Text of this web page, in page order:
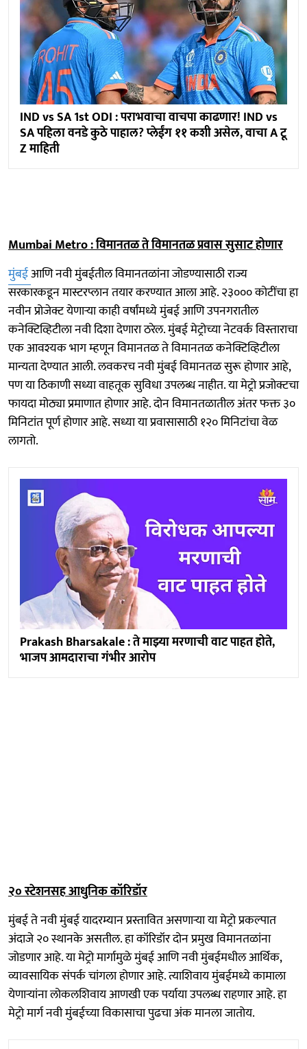
IND vs SA 1st ODI : पराभवाचा वाचपा काढणार! IND vs
SA पहिला वनडे कुठे पाहाल? प्लेईंग ११ कशी असेल, वाचा A टू
Z माहिती
Mumbai Metro : विमानतळ ते विमानतळ प्रवास सुसाट होणार
मुंबईआणि नवी मुंबईतील विमानतळांना जोडण्यासाठी राज्य
सरकारकडून मास्टरप्लान तयार करण्यात आला आहे. २३००० कोटींचा हा
नवीन प्रोजेक्ट येणाऱ्या काही वर्षांमध्ये मुंबई आणि उपनगरातील
कनेक्टिव्हिटीला नवी दिशा देणारा ठरेल. मुंबई मेट्रोच्या नेटवर्क विस्ताराचा
एक आवश्यक भाग म्हणून विमानतळ ते विमानतळ कनेक्टिव्हिटीला
मान्यता देण्यात आली. लवकरच नवी मुंबई विमानतळ सुरू होणार आहे,
पण या ठिकाणी सध्या वाहतूक सुविधा उपलब्ध नाहीत. या मेट्रो प्रजोक्टचा
फायदा मोठ्या प्रमाणात होणार आहे. दोन विमानतळातील अंतर फक्त ३०
मिनिटांत पूर्ण होणार आहे. सध्या या प्रवासासाठी १२० मिनिटांचा वेळ
लागतो.
Prakash Bharsakale : ते माझ्या मरणाची वाट पाहत होते,
भाजप आमदाराचा गंभीर आरोप
२० स्टेशनसह आधुनिक कॉरिडॉर
मुंबई ते नवी मुंबई यादरम्यान प्रस्तावित असणाऱ्या या मेट्रो प्रकल्पात
अंदाजे २० स्थानके असतील. हा कॉरिडॉर दोन प्रमुख विमानतळांना
जोडणार आहे. या मेट्रो मार्गामुळे मुंबई आणि नवी मुंबईमधील आर्थिक,
व्यावसायिक संपर्क चांगला होणार आहे. त्याशिवाय मुंबईमध्ये कामाला
येणाऱ्यांना लोकलशिवाय आणखी एक पर्याया उपलब्ध राहणार आहे. हा
मेट्रो मार्ग नवी मुंबईच्या विकासाचा पुढचा अंक मानला जातोय.